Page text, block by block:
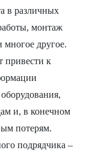
в различных
монтаж
многое другое.
привести к
и, в конечном
потерям.
подрядчика –